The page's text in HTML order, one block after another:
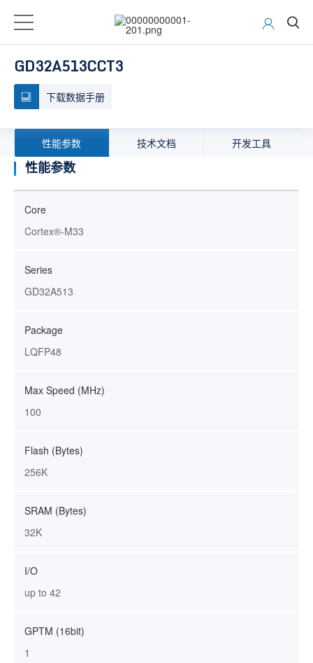
GD32A513CCT3
下载数据手册
性能参数 技术文档 开发工具
性能参数
Core
Cortex®-M33
Series
GD32A513
Package
LQFP48
Max Speed (MHz)
100
Flash (Bytes)
256K
SRAM (Bytes)
32K
I/O
up to 42
GPTM (16bit)
1